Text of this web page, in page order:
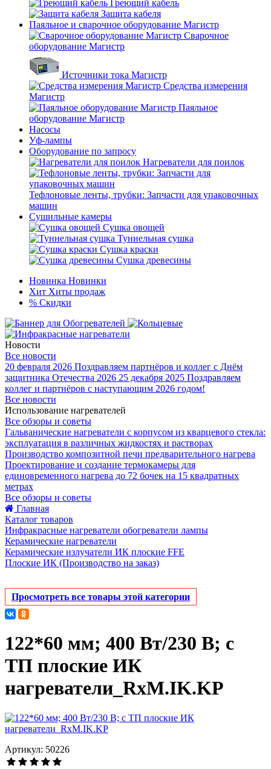
Греющий кабель
Защита кабеля
Паяльное и сварочное оборудование Магистр
Сварочное
оборудование Магистр
Источники тока Магистр
Средства измерения
Магистр
Паяльное
оборудование Магистр
Насосы
Уф-лампы
Оборудование по запросу
Нагреватели для поилок
Тефлоновые ленты, трубки: Запчасти для упаковочных
машин
Сушильные камеры
Сушка овощей
Туннельная сушка
Сушка краски
Сушка древесины
Новинка Новинки
Хит Хиты продаж
% Скидки
Новости
Все новости
20 февраля 2026 Поздравляем партнёров и коллег с Днём
защитника Отечества 2026 25 декабря 2025 Поздравляем
коллег и партнёров с наступающим 2026 годом!
Все новости
Использование нагревателей
Все обзоры и советы
Гальванические нагреватели с корпусом из кварцевого стекла:
эксплуатация в различных жидкостях и растворах
Производство композитной печи предварительного нагрева
Проектирование и создание термокамеры для
единовременного нагрева до 72 бочек на 15 квадратных
метрах
Все обзоры и советы
Главная
Каталог товаров
Инфракрасные нагреватели обогреватели лампы
Керамические нагреватели
Керамические излучатели ИК плоские FFE
Плоские ИК (Производство на заказ)
Просмотреть все товары этой категории
122*60 мм; 400 Вт/230 В; с
ТП плоские ИК
нагреватели_RxM.IK.KP
Артикул: 50226